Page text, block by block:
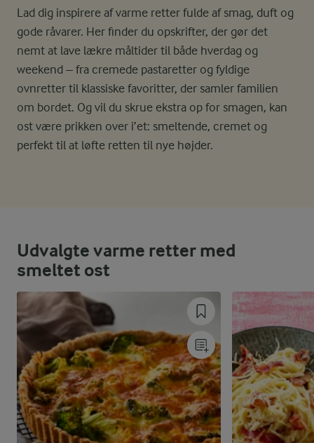
Lad dig inspirere af varme retter fulde af smag, duft og
gode råvarer. Her finder du opskrifter, der gør det
nemt at lave lækre måltider til både hverdag og
weekend – fra cremede pastaretter og fyldige
ovnretter til klassiske favoritter, der samler familien
om bordet. Og vil du skrue ekstra op for smagen, kan
ost være prikken over i’et: smeltende, cremet og
perfekt til at løfte retten til nye højder.
Udvalgte varme retter med
smeltet ost